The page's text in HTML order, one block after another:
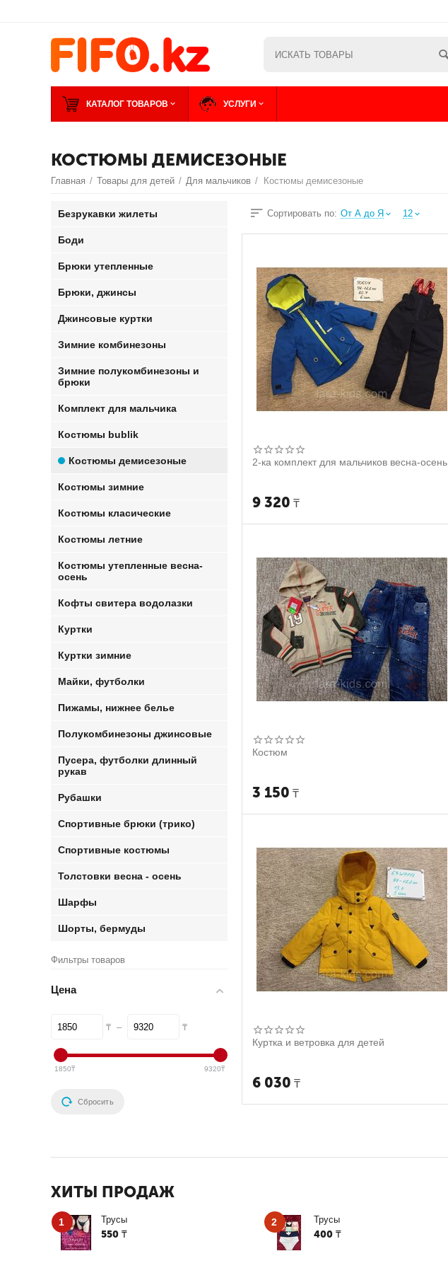
КАТАЛОГ ТОВАРОВ УСЛУГИ
КОСТЮМЫ ДЕМИСЕЗОНЫЕ
Главная / Товары для детей / Для мальчиков / Костюмы демисезоные
Сортировать по: От А до Я 12
2-ка комплект для мальчиков весна-осень
9 320 ₸
Костюм
3 150 ₸
Куртка и ветровка для детей
6 030 ₸
Безрукавки жилеты
Боди
Брюки утепленные
Брюки, джинсы
Джинсовые куртки
Зимние комбинезоны
Зимние полукомбинезоны и
брюки
Комплект для мальчика
Костюмы bublik
Костюмы демисезоные
Костюмы зимние
Костюмы класические
Костюмы летние
Костюмы утепленные весна-
осень
Кофты свитера водолазки
Куртки
Куртки зимние
Майки, футболки
Пижамы, нижнее белье
Полукомбинезоны джинсовые
Пусера, футболки длинный
рукав
Рубашки
Спортивные брюки (трико)
Спортивные костюмы
Толстовки весна - осень
Шарфы
Шорты, бермуды
Фильтры товаров
Цена
₸ – ₸
1850₸ 9320₸
Сбросить
ХИТЫ ПРОДАЖ
1 Трусы
550 ₸
2 Трусы
400 ₸